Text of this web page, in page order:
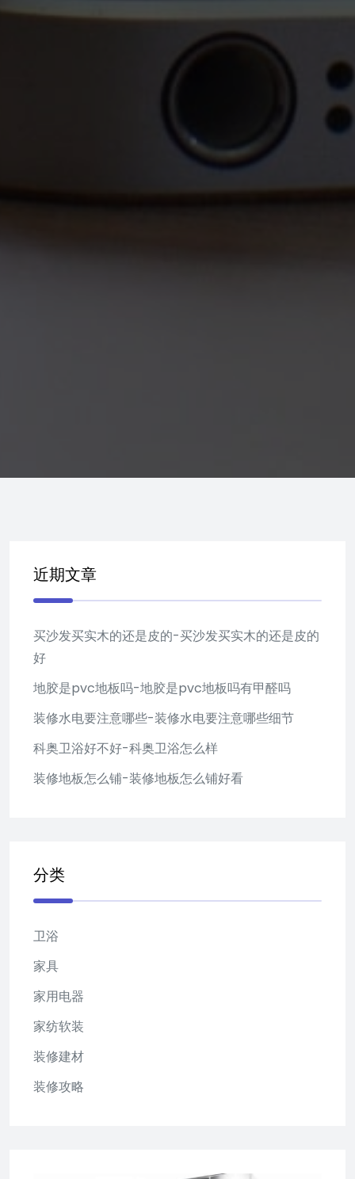
近期文章
买沙发买实木的还是皮的-买沙发买实木的还是皮的
好
地胶是pvc地板吗-地胶是pvc地板吗有甲醛吗
装修水电要注意哪些-装修水电要注意哪些细节
科奥卫浴好不好-科奥卫浴怎么样
装修地板怎么铺-装修地板怎么铺好看
分类
卫浴
家具
家用电器
家纺软装
装修建材
装修攻略